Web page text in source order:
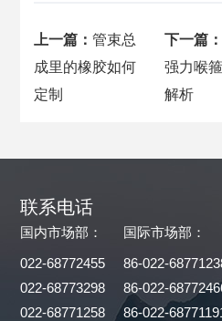
上一篇：管束总
成里的橡胶如何
定制
下一篇：
强力喉
解析
联系电话
国内市场部：
022-68772455
022-68773298
022-68771258
国际市场部：
86-022-
86-022-
86-022-